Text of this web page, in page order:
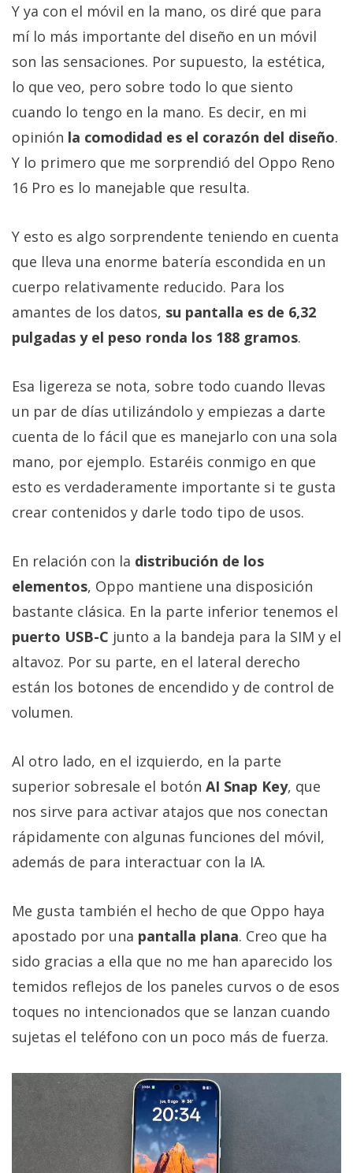
Y ya con el móvil en la mano, os diré que para
mí lo más importante del diseño en un móvil
son las sensaciones. Por supuesto, la estética,
lo que veo, pero sobre todo lo que siento
cuando lo tengo en la mano. Es decir, en mi
opinión la comodidad es el corazón del diseño.
Y lo primero que me sorprendió del Oppo Reno
16 Pro es lo manejable que resulta.
Y esto es algo sorprendente teniendo en cuenta
que lleva una enorme batería escondida en un
cuerpo relativamente reducido. Para los
amantes de los datos, su pantalla es de 6,32
pulgadas y el peso ronda los 188 gramos.
Esa ligereza se nota, sobre todo cuando llevas
un par de días utilizándolo y empiezas a darte
cuenta de lo fácil que es manejarlo con una sola
mano, por ejemplo. Estaréis conmigo en que
esto es verdaderamente importante si te gusta
crear contenidos y darle todo tipo de usos.
En relación con la distribución de los
elementos, Oppo mantiene una disposición
bastante clásica. En la parte inferior tenemos el
puerto USB-C junto a la bandeja para la SIM y el
altavoz. Por su parte, en el lateral derecho
están los botones de encendido y de control de
volumen.
Al otro lado, en el izquierdo, en la parte
superior sobresale el botón AI Snap Key, que
nos sirve para activar atajos que nos conectan
rápidamente con algunas funciones del móvil,
además de para interactuar con la IA.
Me gusta también el hecho de que Oppo haya
apostado por una pantalla plana. Creo que ha
sido gracias a ella que no me han aparecido los
temidos reflejos de los paneles curvos o de esos
toques no intencionados que se lanzan cuando
sujetas el teléfono con un poco más de fuerza.